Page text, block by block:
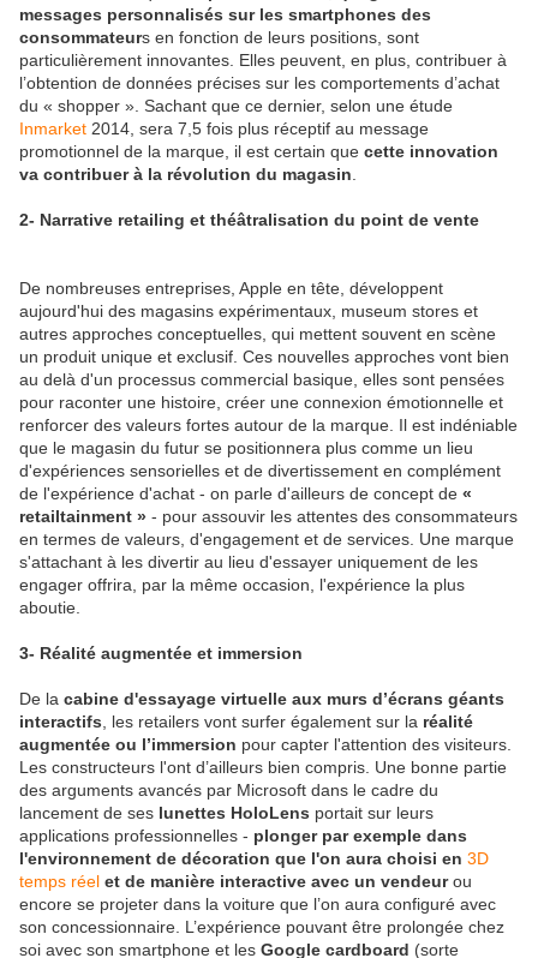
messages personnalisés sur les smartphones des
consommateurs en fonction de leurs positions, sont
particulièrement innovantes. Elles peuvent, en plus, contribuer à
l’obtention de données précises sur les comportements d’achat
du « shopper ». Sachant que ce dernier, selon une étude
Inmarket 2014, sera 7,5 fois plus réceptif au message
promotionnel de la marque, il est certain que cette innovation
va contribuer à la révolution du magasin
2- Narrative retailing et théâtralisation du point de vente
De nombreuses entreprises, Apple en tête, développent
aujourd'hui des magasins expérimentaux, museum stores et
autres approches conceptuelles, qui mettent souvent en scène
un produit unique et exclusif. Ces nouvelles approches vont bien
au delà d'un processus commercial basique, elles sont pensées
pour raconter une histoire, créer une connexion émotionnelle et
renforcer des valeurs fortes autour de la marque. Il est indéniable
que le magasin du futur se positionnera plus comme un lieu
d'expériences sensorielles et de divertissement en complément
de l'expérience d'achat - on parle d'ailleurs de concept de «
retailtainment » - pour assouvir les attentes des consommateurs
en termes de valeurs, d'engagement et de services. Une marque
s'attachant à les divertir au lieu d'essayer uniquement de les
engager offrira, par la même occasion, l'expérience la plus
aboutie.
3- Réalité augmentée et immersion
De la cabine d'essayage virtuelle aux murs d’écrans géants
interactifs , les retailers vont surfer également sur la réalité
augmentée ou l’immersion pour capter l'attention des visiteurs.
Les constructeurs l'ont d’ailleurs bien compris. Une bonne partie
des arguments avancés par Microsoft dans le cadre du
lancement de ses lunettes HoloLens portait sur leurs
applications professionnelles - plonger par exemple dans
l'environnement de décoration que l'on aura choisi en 3D
temps réel et de manière interactive avec un vendeurou
encore se projeter dans la voiture que l’on aura configuré avec
son concessionnaire. L’expérience pouvant être prolongée chez
soi avec son smartphone et les Google cardboard (sorte